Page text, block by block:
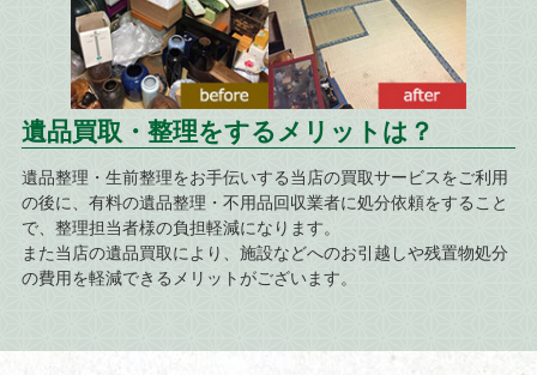
遺品買取・整理をするメリットは？
遺品整理・生前整理をお手伝いする当店の買取サービスをご利用
の後に、有料の遺品整理・不用品回収業者に処分依頼をすること
で、整理担当者様の負担軽減になります。
また当店の遺品買取により、施設などへのお引越しや残置物処分
の費用を軽減できるメリットがございます。